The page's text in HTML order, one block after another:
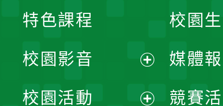
校園
媒體
競賽
特色課程
校園影音
校園活動